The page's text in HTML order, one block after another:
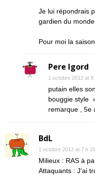
Je lui répondrais
gardien du
Pour moi la
Pere Igord
1 octobre 2012 at 8
putain elles
bouggie style
remarque , 5e
BdL
1 octobre 2012 at 7 h
Milieux : RAS à
Attaquants : J’ai